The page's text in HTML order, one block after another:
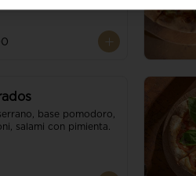
base pomodoro,
salami con pimienta.